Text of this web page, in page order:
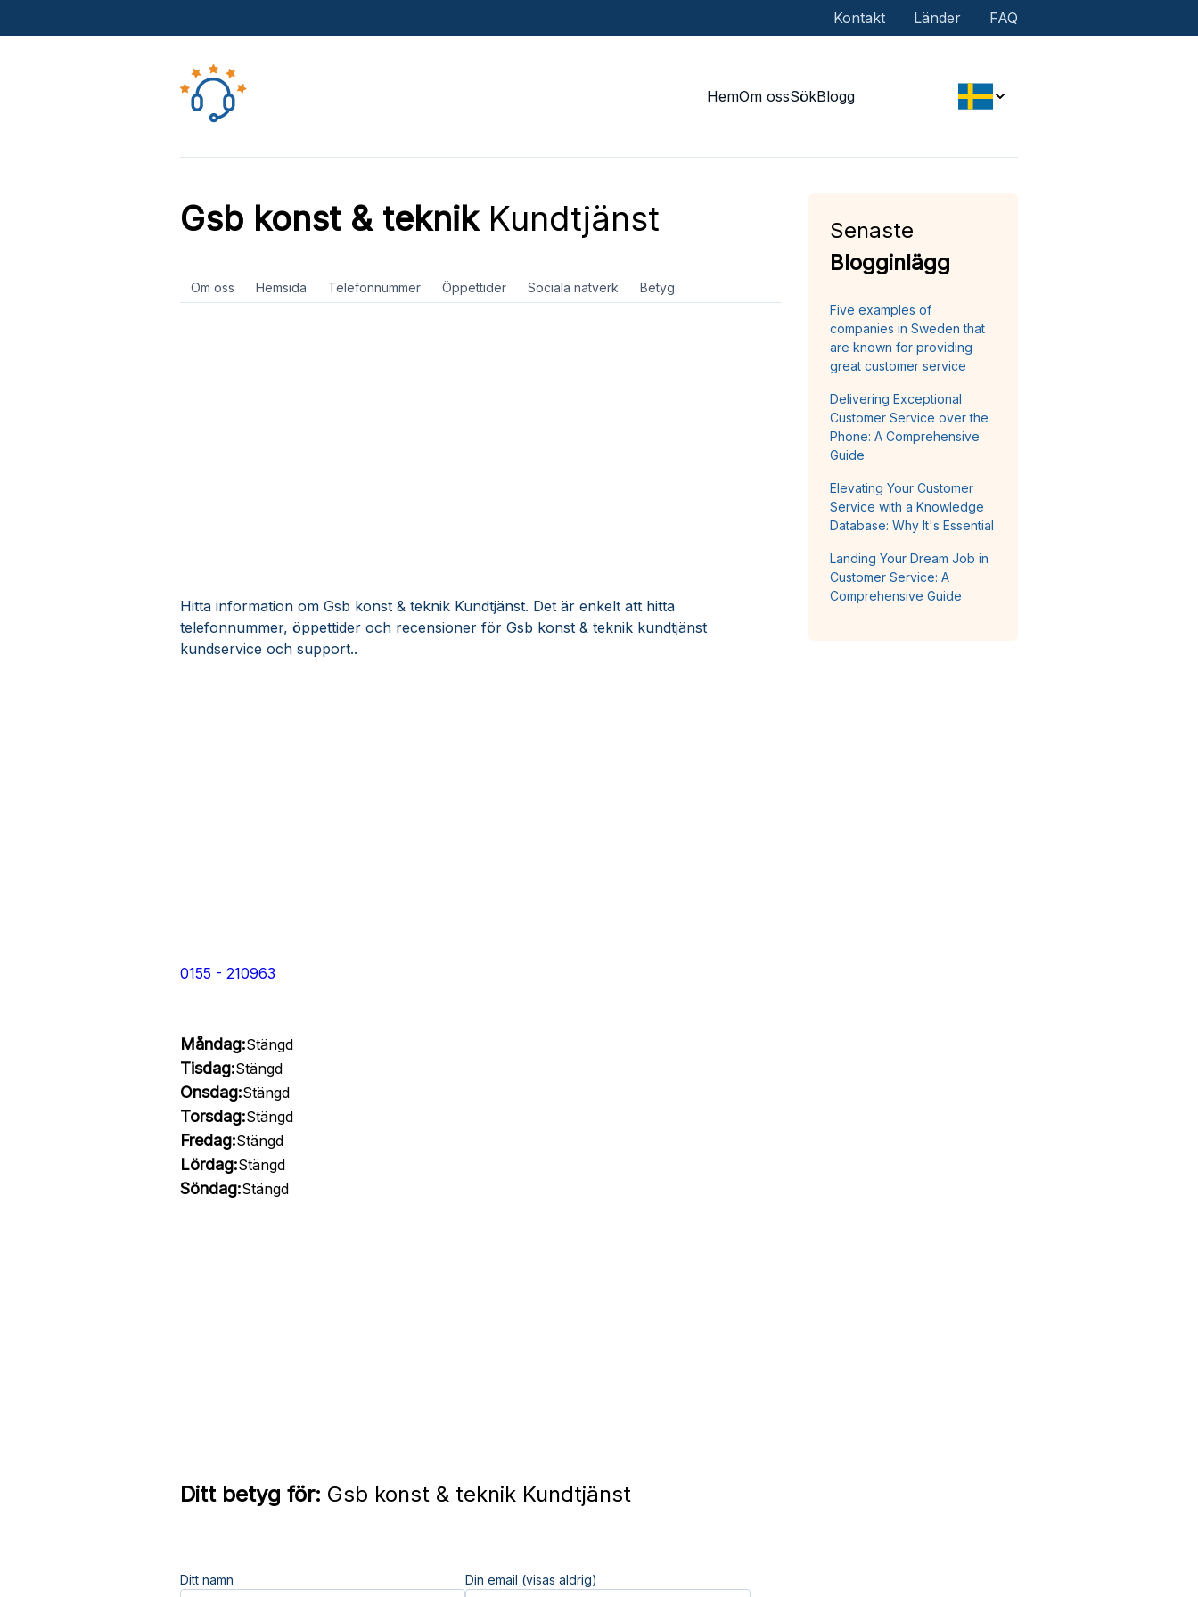
Kontakt Länder FAQ
HemOm ossSökBlogg
Gsb konst & teknikKundtjänst
Om oss Hemsida Telefonnummer Öppettider Sociala nätverk Betyg
Hitta information om Gsb konst & teknik Kundtjänst. Det är enkelt att hitta
telefonnummer, öppettider och recensioner för Gsb konst & teknik kundtjänst
kundservice och support..
0155 - 210963
Måndag:Stängd
Tisdag:Stängd
Onsdag:Stängd
Torsdag:Stängd
Fredag:Stängd
Lördag:Stängd
Söndag:Stängd
Ditt betyg för: Gsb konst & teknik Kundtjänst
Ditt namn Din email (visas aldrig)
Senaste
Blogginlägg
Five examples of
companies in Sweden that
are known for providing
great customer service
Delivering Exceptional
Customer Service over the
Phone: A Comprehensive
Guide
Elevating Your Customer
Service with a Knowledge
Database: Why It's Essential
Landing Your Dream Job in
Customer Service: A
Comprehensive Guide